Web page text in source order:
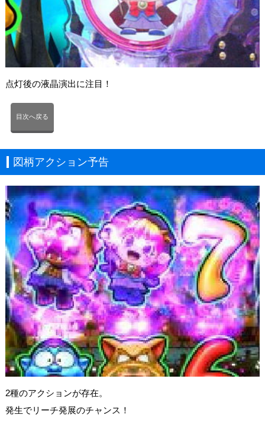
点灯後の液晶演出に注目！
目次へ戻る
図柄アクション予告
2種のアクションが存在。
発生でリーチ発展のチャンス！